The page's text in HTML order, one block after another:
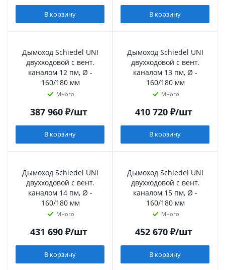
В корзину В корзину
Дымоход Schiedel UNI
двухходовой с вент.
каналом 12 пм, Ø -
160/180 мм
Много
387 960₽/шт
В корзину
Дымоход Schiedel UNI
двухходовой с вент.
каналом 13 пм, Ø -
160/180 мм
Много
410 720₽/шт
В корзину
Дымоход Schiedel UNI
двухходовой с вент.
каналом 14 пм, Ø -
160/180 мм
Много
431 690₽/шт
В корзину
Дымоход Schiedel UNI
двухходовой с вент.
каналом 15 пм, Ø -
160/180 мм
Много
452 670₽/шт
В корзину